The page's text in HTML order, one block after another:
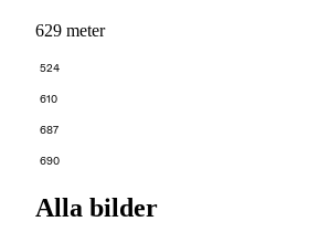
629 meter
524
610
687
690
Alla bilder